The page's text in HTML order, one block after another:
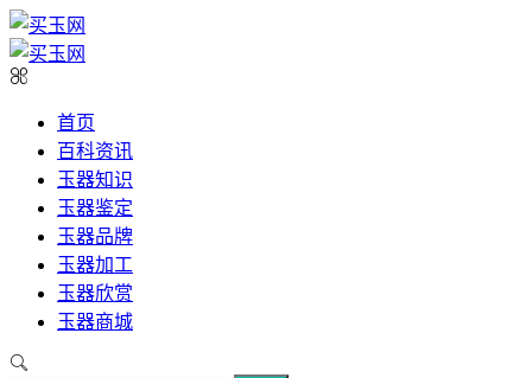
首页
百科资讯
玉器知识
玉器鉴定
玉器品牌
玉器加工
玉器欣赏
玉器商城